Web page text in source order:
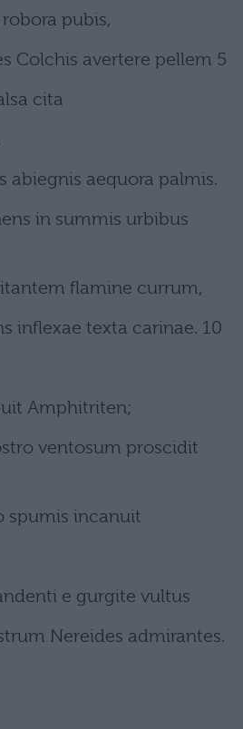
pubis,
Colchis avertere pellem 5
cita
abiegnis aequora palmis.
in summis urbibus
flamine currum,
inflexae texta carinae. 10
Amphitriten;
ventosum proscidit
spumis incanuit
e gurgite vultus
Nereides admirantes.